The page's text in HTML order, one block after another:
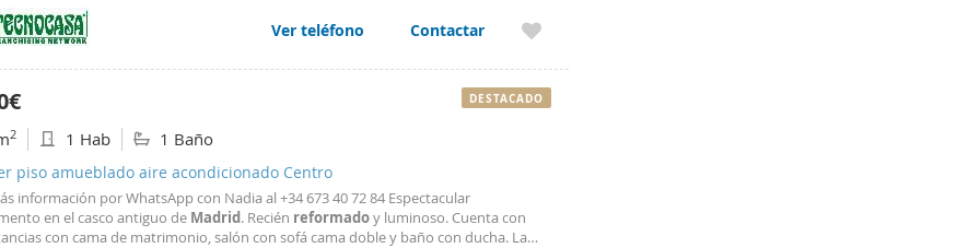
Ver teléfono Contactar
2 1 Hab 1 Baño
piso amueblado aire acondicionado Centro
información por WhatsApp con Nadia al +34 673 40 72 84 Espectacular
en el casco antiguo de Madrid. Recién reformadoy luminoso. Cuenta con
con cama de matrimonio, salón con sofá cama doble y baño con ducha. La
DESTACADO